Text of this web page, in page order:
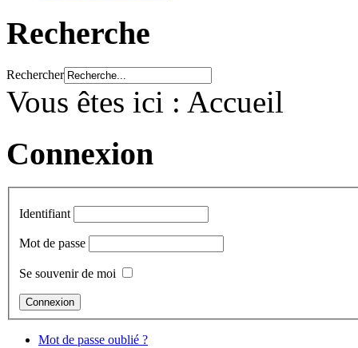
Recherche
Rechercher
Vous êtes ici : Accueil
Connexion
Identifiant
Mot de passe
Se souvenir de moi
Mot de passe oublié ?